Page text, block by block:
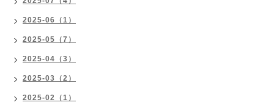
2025-06（1）
2025-05（7）
2025-04（3）
2025-03（2）
2025-02（1）